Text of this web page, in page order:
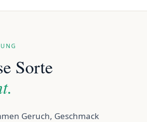
Sorte
Geruch, Geschmack